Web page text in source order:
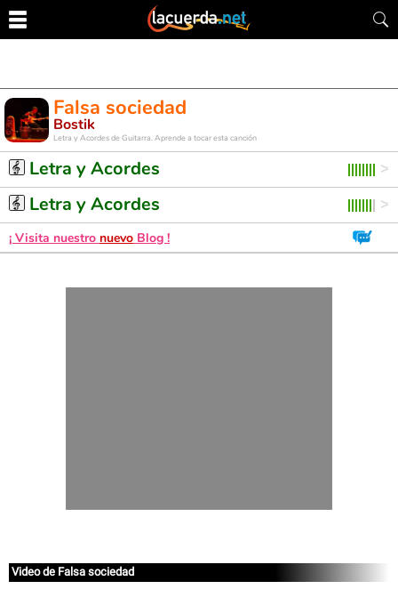
Falsa sociedad
Bostik
Letra y Acordes de Guitarra. Aprende a tocar esta canción
Letra y Acordes
Letra y Acordes
¡ Visita nuestro nuevo Blog !
Video de Falsa sociedad